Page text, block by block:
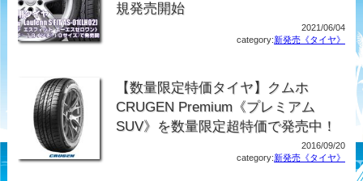
規発売開始
2021/06/04
category:新発売《タイヤ》
【数量限定特価タイヤ】クムホ
CRUGEN Premium《プレミアム
SUV》を数量限定超特価で発売中！
2016/09/20
category:新発売《タイヤ》